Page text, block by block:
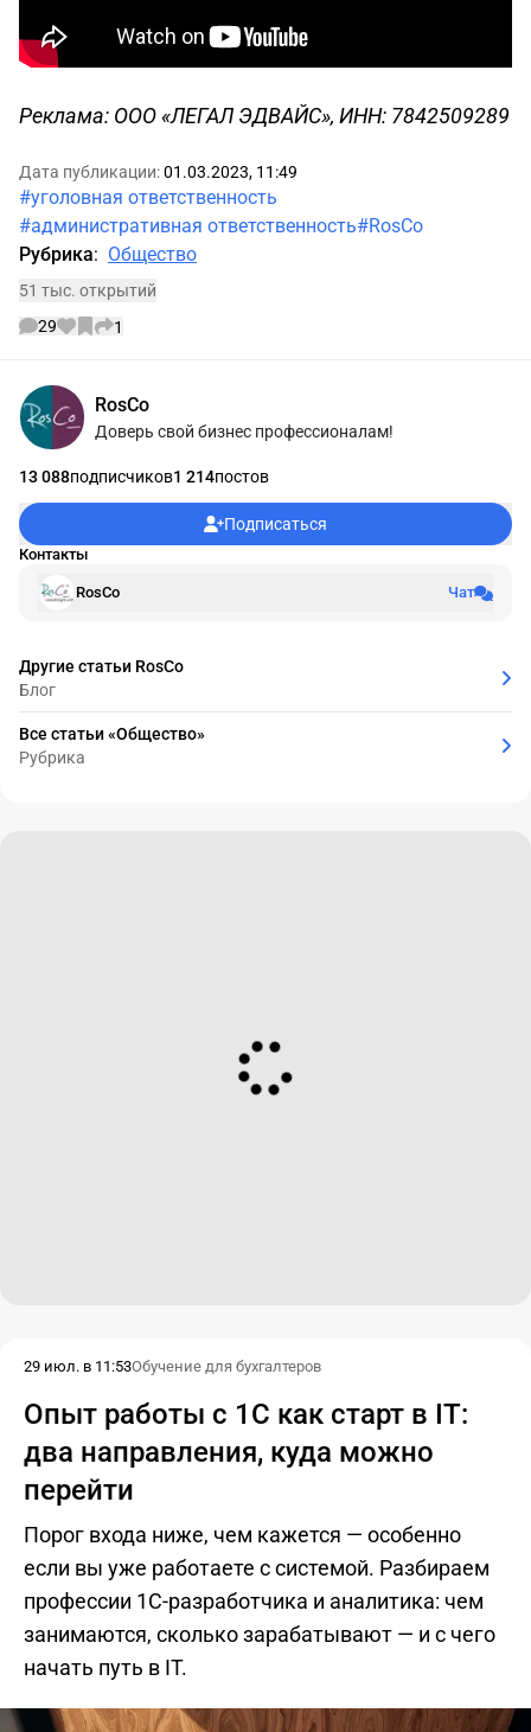
Реклама: ООО «ЛЕГАЛ ЭДВАЙС», ИНН: 7842509289
Дата публикации:01.03.2023, 11:49
#уголовная ответственность
#административная ответственность#RosCo
Рубрика: Общество
51 тыс. открытий
29
1
Информации об авторе
RosCo
Доверь свой бизнес профессионалам!
13 088подписчиков1 214постов
Подписаться
Контакты
RosCo Чат
Другие статьи RosCo
Блог
Все статьи «Общество»
Рубрика
29 июл. в 11:53Обучение для бухгалтеров
Опыт работы с 1С как старт в IT:
два направления, куда можно
перейти
Порог входа ниже, чем кажется — особенно
если вы уже работаете с системой. Разбираем
профессии 1С-разработчика и аналитика: чем
занимаются, сколько зарабатывают — и с чего
начать путь в IT.